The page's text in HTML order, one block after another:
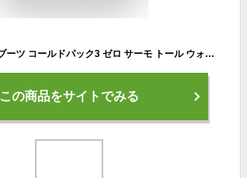
メレル MERRELL ブーツ コールドパック3 ゼロ サーモ トール ウォータープルーフ [J5006763 FW24] U COLDPACK 3 ZERO THERMO TALL WP メンズ・レディース 靴 スノーブーツ 防水防滑 BLACK
この商品をサイトでみる